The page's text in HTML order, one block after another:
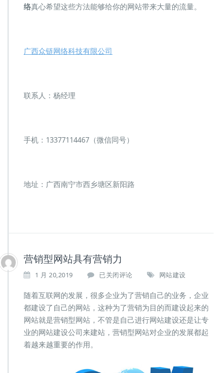
络真心希望这些方法能够给你的网站带来大量的流量。
广西众链网络科技有限公司
联系人：杨经理
手机：13377114467（微信同号）
地址：广西南宁市西乡塘区新阳路
营销型网站具有营销力
1 月 20,2019
营
型
网
站
具
有
已关闭评论 网站建设
随着互联网的发展，很多企业为了营销自己的业务，企业
都建设了自己的网站，这种为了营销为目的而建设起来的
网站就是营销型网站，不管是自己进行网站建设还是让专
业的网站建设公司来建站，营销型网站对企业的发展都起
着越来越重要的作用。